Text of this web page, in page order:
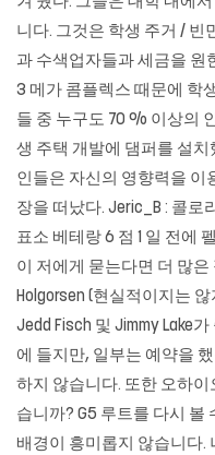
니다. 그것은 학생 주거 / 빈
과 수색업자들과 세금을 원
3 메가 콤플렉스 때문에 학
들 중 누구도 70 % 이상의
생 주택 개발에 댐퍼를 설
인들은 자신의 영향력을 이
장을 떠났다. Jeric_B : 콜로
표소 베테랑 6 점 1 일 전에
이 저에게 묻는다면 더 많
Holgorsen (현실적이지는
Jedd Fisch 및 Jimmy Lake
에 들지만, 일부는 예약을
하지 않습니다. 또한 오하이
습니까? G5 루트를 다시 볼
배경이 흥미롭지 않습니다.